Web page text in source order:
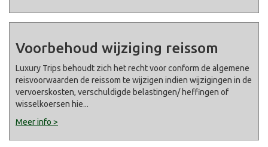
Voorbehoud wijziging reissom
Luxury Trips behoudt zich het recht voor conform de algemene
reisvoorwaarden de reissom te wijzigen indien wijzigingen in de
vervoerskosten, verschuldigde belastingen/ heffingen of
wisselkoersen hie...
Meer info >